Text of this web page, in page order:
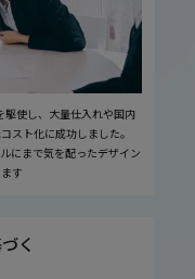
使し、大量仕入れや国内
スト化に成功しました。
にまで気を配ったデザイン
す
く